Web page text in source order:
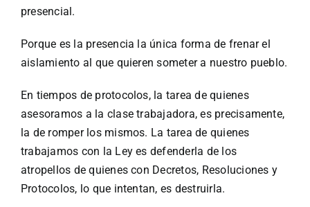
presencial.
Porque es la presencia la única forma de frenar el
aislamiento al que quieren someter a nuestro pueblo.
En tiempos de protocolos, la tarea de quienes
asesoramos a la clase trabajadora, es precisamente,
la de romper los mismos. La tarea de quienes
trabajamos con la Ley es defenderla de los
atropellos de quienes con Decretos, Resoluciones y
Protocolos, lo que intentan, es destruirla.